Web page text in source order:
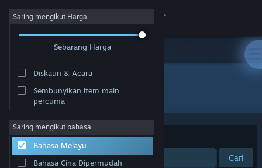
Sign in
Tentang
Sokongan
Saring mengikut Harga
Sebarang Harga
Diskaun & Acara
Sembunyikan item main
percuma
Saring mengikut bahasa
Bahasa Melayu
Bahasa Cina Dipermudah
Penerbit: InfiniteSpring Studio
Susun mengikut Perkaitan
Cari